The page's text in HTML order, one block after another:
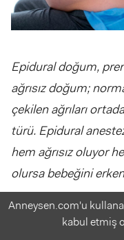
Epidural doğum,
ağrısız doğum;
çekilen ağrıları
türü. Epidural
hem ağrısız oluyor
olursa bebeğini
Epidural doğum
doğum nasıldır?
Anneysen.com'u
kabul etmiş